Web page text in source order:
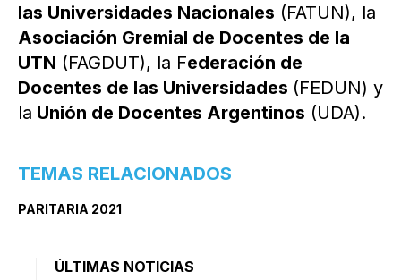
las Universidades Nacionales (FATUN), la
Asociación Gremial de Docentes de la
UTN (FAGDUT), la Federación de
Docentes de las Universidades (FEDUN) y
la Unión de Docentes Argentinos (UDA).
TEMAS RELACIONADOS
PARITARIA 2021
ÚLTIMAS NOTICIAS